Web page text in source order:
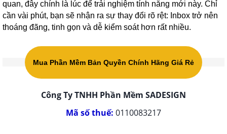
quan, đây chính là lúc để trải nghiệm tính năng mới này. Chỉ
cần vài phút, bạn sẽ nhận ra sự thay đổi rõ rệt: Inbox trở nên
thoáng đãng, tinh gọn và dễ kiểm soát hơn rất nhiều.
Mua Phần Mềm Bản Quyền Chính Hãng Giá Rẻ
Công Ty TNHH Phần Mềm SADESIGN
Mã số thuế: 0110083217